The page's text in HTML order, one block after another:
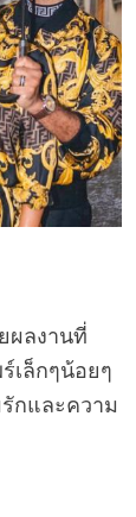
ผลงานที่
เล็กๆน้อยๆ
กและความ